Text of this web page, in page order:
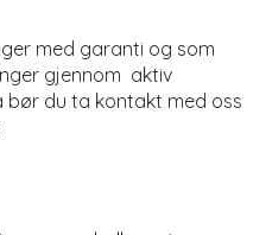
med garanti og som
gjennom aktiv
bør du ta kontakt med oss